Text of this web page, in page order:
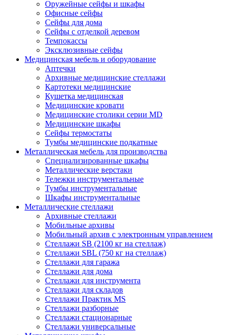
Оружейные сейфы и шкафы
Офисные сейфы
Сейфы для дома
Сейфы с отделкой деревом
Темпокассы
Эксклюзивные сейфы
Медицинская мебель и оборудование
Аптечки
Архивные медицинские стеллажи
Картотеки медицинские
Кушетка медицинская
Медицинские кровати
Медицинские столики серии MD
Медицинские шкафы
Сейфы термостаты
Тумбы медицинские подкатные
Металлическая мебель для производства
Cпециализированные шкафы
Металлические верстаки
Тележки инструментальные
Тумбы инструментальные
Шкафы инструментальные
Металлические стеллажи
Архивные стеллажи
Мобильные архивы
Мобильный архив с электронным управлением
Стеллажи SB (2100 кг на стеллаж)
Стеллажи SBL (750 кг на стеллаж)
Стеллажи для гаража
Стеллажи для дома
Стеллажи для инструмента
Стеллажи для складов
Стеллажи Практик MS
Стеллажи разборные
Стеллажи стационарные
Стеллажи универсальные